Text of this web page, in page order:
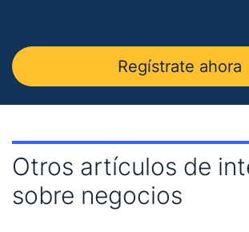
— Entrevista en
— Entrevista en Ideas para tu
Vodafone.
Método Gallardo.
— Entrevista enKFund.
Regístrate ahora
Otros artículos de
sobre negocios